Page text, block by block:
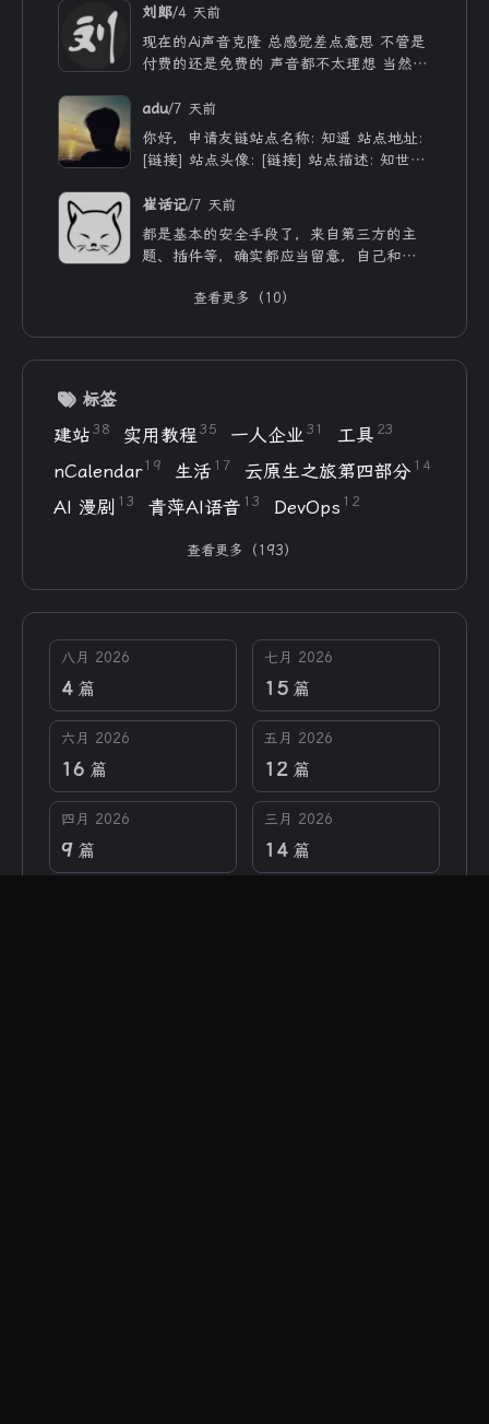
可以薅免费额度的API 还有DeepSeek的低
价API 太爽啦
刘郎/4 天前
现在的Ai声音克隆 总感觉差点意思 不管是
付费的还是免费的 声音都不太理想 当然
adu/7 天前
你好，申请友链站点名称: 知遥 站点地址:
[链接] 站点头像: [链接] 站点描述: 知世故
崔话记/7 天前
都是基本的安全手段了，来自第三方的主
题、插件等，确实都应当留意，自己和用ai
查看更多（10）
标签
建站 38 实用教程 35 一人企业 31 工具 23
nCalendar 19 生活 17 云原生之旅第四部分 14
AI 漫剧 13 青萍AI语音 13 DevOps 12
查看更多（193）
八月 2026
4 篇
七月 2026
15 篇
六月 2026
16 篇
五月 2026
12 篇
四月 2026
9 篇
三月 2026
14 篇